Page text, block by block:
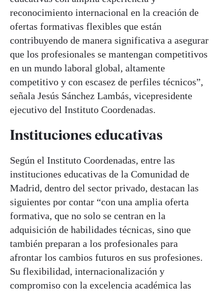
reconocimiento internacional en la creación de
ofertas formativas flexibles que están
contribuyendo de manera significativa a asegurar
que los profesionales se mantengan competitivos
en un mundo laboral global, altamente
competitivo y con escasez de perfiles técnicos”,
señala Jesús Sánchez Lambás, vicepresidente
ejecutivo del Instituto Coordenadas.
Instituciones educativas
Según el Instituto Coordenadas, entre las
instituciones educativas de la Comunidad de
Madrid, dentro del sector privado, destacan las
siguientes por contar “con una amplia oferta
formativa, que no solo se centran en la
adquisición de habilidades técnicas, sino que
también preparan a los profesionales para
afrontar los cambios futuros en sus profesiones.
Su flexibilidad, internacionalización y
compromiso con la excelencia académica las